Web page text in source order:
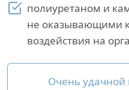
полиуретаном и
не оказывающими
воздействия на
Очень